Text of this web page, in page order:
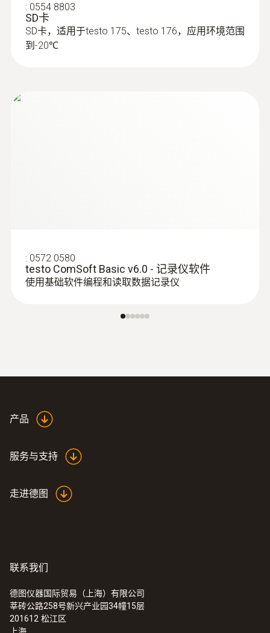
: 0554 8803
SD卡
SD卡，适用于testo 175、testo 176，应用环境范围
到-20℃
: 0572 0580
testo ComSoft Basic v6.0 - 记录仪软件
使用基础软件编程和读取数据记录仪
产品
服务与支持
走进德图
联系我们
德图仪器国际贸易（上海）有限公司
莘砖公路258号新兴产业园34幢15层
201612 松江区
上海